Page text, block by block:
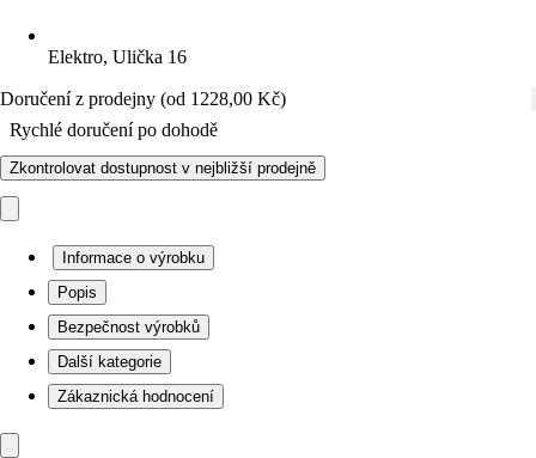
Elektro, Ulička 16
Doručení z prodejny (od 1228,00 Kč)
Rychlé doručení po dohodě
Zkontrolovat dostupnost v nejbližší prodejně
Informace o výrobku
Popis
Bezpečnost výrobků
Další kategorie
Zákaznická hodnocení